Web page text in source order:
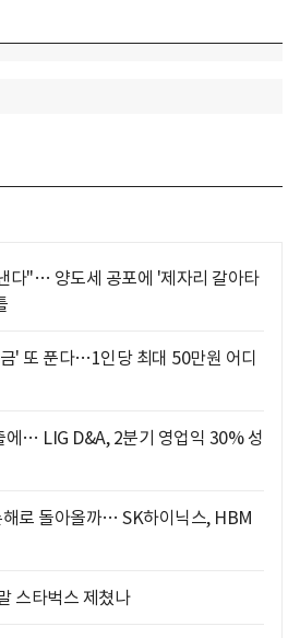
다"… 양도세 공포에 '제자리 갈아타
' 또 푼다…1인당 최대 50만원 어디
… LIG D&A, 2분기 영업익 30% 성
해로 돌아올까… SK하이닉스, HBM
스타벅스 제쳤나